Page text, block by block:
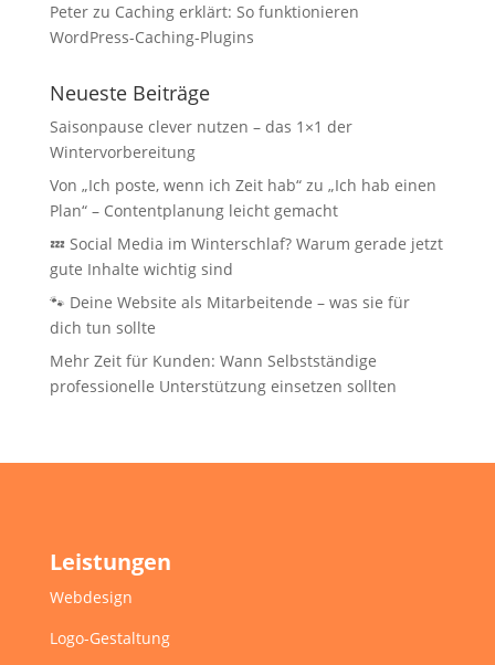
Peterzu Caching erklärt: So funktionieren
WordPress-Caching-Plugins
Neueste Beiträge
Saisonpause clever nutzen – das 1×1 der
Wintervorbereitung
Von „Ich poste, wenn ich Zeit hab“ zu „Ich hab einen
Plan“ – Contentplanung leicht gemacht
💤 Social Media im Winterschlaf? Warum gerade jetzt
gute Inhalte wichtig sind
🐾 Deine Website als Mitarbeitende – was sie für
dich tun sollte
Mehr Zeit für Kunden: Wann Selbstständige
professionelle Unterstützung einsetzen sollten
Leistungen
Webdesign
Logo-Gestaltung